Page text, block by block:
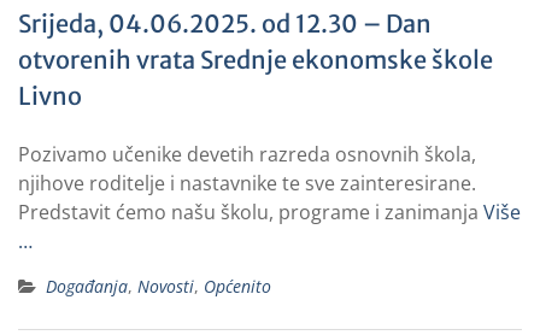
Srijeda, 04.06.2025. od 12.30 – Dan
otvorenih vrata Srednje ekonomske škole
Livno
Pozivamo učenike devetih razreda osnovnih škola,
njihove roditelje i nastavnike te sve zainteresirane.
Predstavit ćemo našu školu, programe i zanimanja Više
…
Događanja, Novosti, Općenito